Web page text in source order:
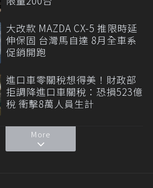
大改款 MAZDA CX-5 推限時延
伸保固 台灣馬自達 8月全車系
促銷開跑
進口車零關稅想得美！財政部
拒調降進口車關稅：恐損523億
稅 衝擊8萬人員生計
More